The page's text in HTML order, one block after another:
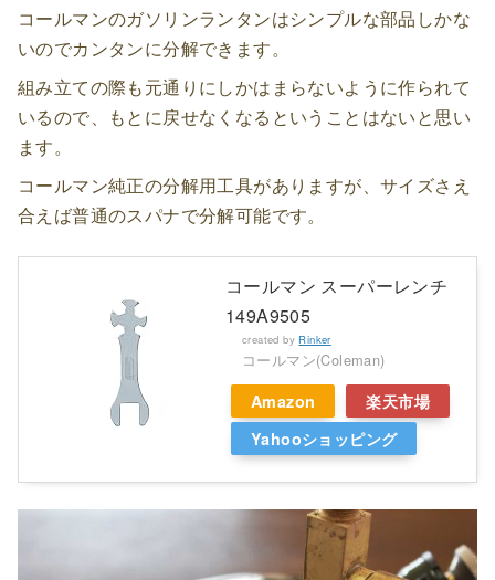
コールマンのガソリンランタンはシンプルな部品しかな
いのでカンタンに分解できます。
組み立ての際も元通りにしかはまらないように作られて
いるので、もとに戻せなくなるということはないと思い
ます。
コールマン純正の分解用工具がありますが、サイズさえ
合えば普通のスパナで分解可能です。
コールマン スーパーレンチ
149A9505
created by Rinker
コールマン(Coleman)
Amazon
楽天市場
Yahooショッピング